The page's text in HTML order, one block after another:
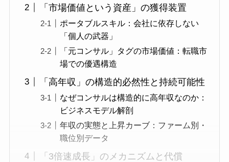
「市場価値という資産」の獲得装置
ポータブルスキル：会社に依存しない
「個人の武器」
「元コンサル」タグの市場価値：転職市
場での優遇構造
「高年収」の構造的必然性と持続可能性
なぜコンサルは構造的に高年収なのか：
ビジネスモデル解剖
年収の実態と上昇カーブ：ファーム別・
職位別データ
「3倍速成長」のメカニズムと代償